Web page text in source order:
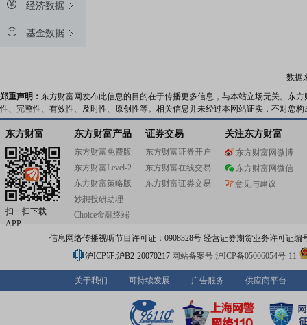
经济数据
基金数据
数据
郑重声明： 东方财富网发布此信息的目的在于传播更多信息，与本站立场无关。东
性、完整性、有效性、及时性、原创性等。相关信息并未经过本网站证实，不对您
东方财富
扫一扫下载
APP
东方财富产品
东方财富免费版
东方财富Level-2
东方财富策略版
妙想投研助理
Choice金融终端
证券交易
东方财富证券开户
东方财富在线交易
东方财富证券交易
关注东方财富
东方财富网微博
东方财富网微信
意见与建议
信息网络传播视听节目许可证：0908328号 经营证券期货业务许可证编
沪ICP证:沪B2-20070217 网站备案号:沪ICP备05006054号-11
关于我们 可持续发展 广告服务 供应商平台